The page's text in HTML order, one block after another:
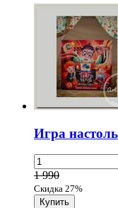
Игра
1 990
Скидка 27%